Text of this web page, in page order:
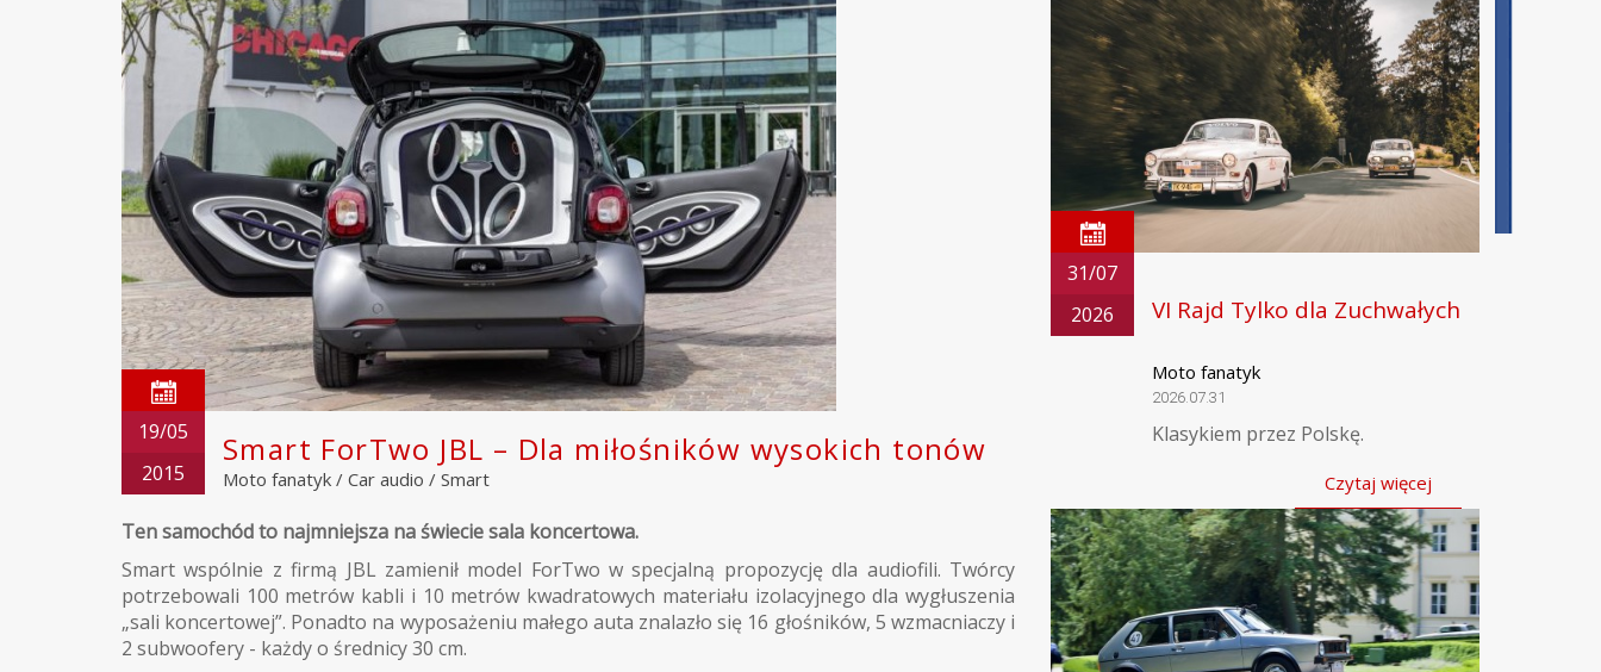
19/05
2015
Smart ForTwo JBL – Dla miłośników wysokich tonów
Moto fanatyk / Car audio / Smart
Ten samochód to najmniejsza na świecie sala koncertowa.
Smart wspólnie z firmą JBL zamienił model ForTwo w specjalną propozycję dla audiofili. Twórcy
potrzebowali 100 metrów kabli i 10 metrów kwadratowych materiału izolacyjnego dla wygłuszenia
„sali koncertowej”. Ponadto na wyposażeniu małego auta znalazło się 16 głośników, 5 wzmacniaczy i
2 subwoofery - każdy o średnicy 30 cm.
31/07
2026
VI Rajd Tylko dla Zuchwałych
Moto fanatyk
2026.07.31
Klasykiem przez Polskę.
Czytaj więcej